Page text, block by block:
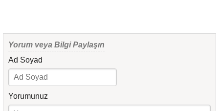
Yorum veya Bilgi Paylaşın
Ad Soyad
Yorumunuz